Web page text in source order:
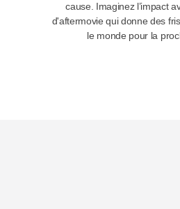
cause. Imaginez l’impact
d'aftermovie qui donne des
le monde pour la